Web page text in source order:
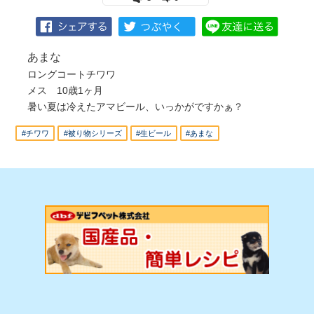
あまな
ロングコートチワワ
メス 10歳1ヶ月
暑い夏は冷えたアマビール、いっかがですかぁ？
#チワワ #被り物シリーズ #生ビール #あまな